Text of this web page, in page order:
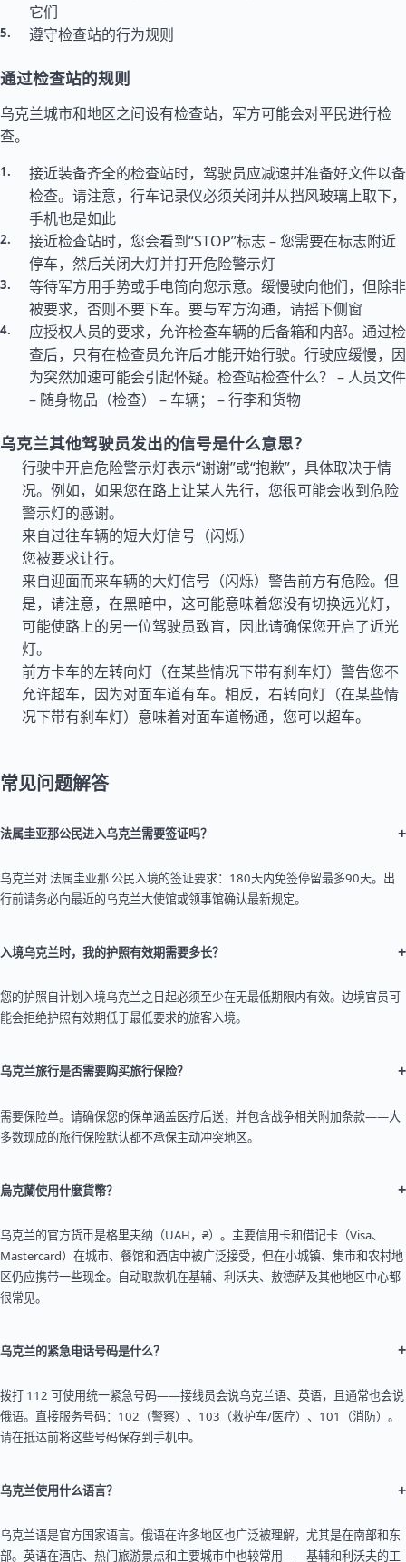
它们
遵守检查站的行为规则
通过检查站的规则
乌克兰城市和地区之间设有检查站，军方可能会对平民进行检
查。
接近装备齐全的检查站时，驾驶员应减速并准备好文件以备
检查。请注意，行车记录仪必须关闭并从挡风玻璃上取下，
手机也是如此
接近检查站时，您会看到“STOP”标志 – 您需要在标志附近
停车，然后关闭大灯并打开危险警示灯
等待军方用手势或手电筒向您示意。缓慢驶向他们，但除非
被要求，否则不要下车。要与军方沟通，请摇下侧窗
应授权人员的要求，允许检查车辆的后备箱和内部。通过检
查后，只有在检查员允许后才能开始行驶。行驶应缓慢，因
为突然加速可能会引起怀疑。检查站检查什么？ – 人员文件
– 随身物品（检查） – 车辆； – 行李和货物
乌克兰其他驾驶员发出的信号是什么意思？
行驶中开启危险警示灯表示“谢谢”或“抱歉”，具体取决于情
况。例如，如果您在路上让某人先行，您很可能会收到危险
警示灯的感谢。
来自过往车辆的短大灯信号（闪烁）
您被要求让行。
来自迎面而来车辆的大灯信号（闪烁）警告前方有危险。但
是，请注意，在黑暗中，这可能意味着您没有切换远光灯，
可能使路上的另一位驾驶员致盲，因此请确保您开启了近光
灯。
前方卡车的左转向灯（在某些情况下带有刹车灯）警告您不
允许超车，因为对面车道有车。相反，右转向灯（在某些情
况下带有刹车灯）意味着对面车道畅通，您可以超车。
常见问题解答
法属圭亚那公民进入乌克兰需要签证吗？ +
乌克兰对 法属圭亚那 公民入境的签证要求：180天内免签停留最多90天。出
行前请务必向最近的乌克兰大使馆或领事馆确认最新规定。
入境乌克兰时，我的护照有效期需要多长？ +
您的护照自计划入境乌克兰之日起必须至少在无最低期限内有效。边境官员可
能会拒绝护照有效期低于最低要求的旅客入境。
乌克兰旅行是否需要购买旅行保险？ +
需要保险单。请确保您的保单涵盖医疗后送，并包含战争相关附加条款——大
多数现成的旅行保险默认都不承保主动冲突地区。
烏克蘭使用什麼貨幣？ +
乌克兰的官方货币是格里夫纳（UAH，₴）。主要信用卡和借记卡（Visa、
Mastercard）在城市、餐馆和酒店中被广泛接受，但在小城镇、集市和农村地
区仍应携带一些现金。自动取款机在基辅、利沃夫、敖德萨及其他地区中心都
很常见。
乌克兰的紧急电话号码是什么？ +
拨打 112 可使用统一紧急号码——接线员会说乌克兰语、英语，且通常也会说
俄语。直接服务号码：102（警察）、103（救护车/医疗）、101（消防）。
请在抵达前将这些号码保存到手机中。
乌克兰使用什么语言？ +
乌克兰语是官方国家语言。俄语在许多地区也广泛被理解，尤其是在南部和东
部。英语在酒店、热门旅游景点和主要城市中也较常用——基辅和利沃夫的工